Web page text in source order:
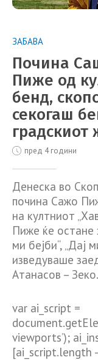
ЗАБАВА
Почина
Пиже од
бенд,
секогаш
градскиот
пред 4 години
Денеска во
почина Сажо
на култниот
Пиже ќе остане
ми бејби“, „Дај
изведуваше
Атанасов – Зеко.
var ai_script =
viewports’);
[ai_script.length